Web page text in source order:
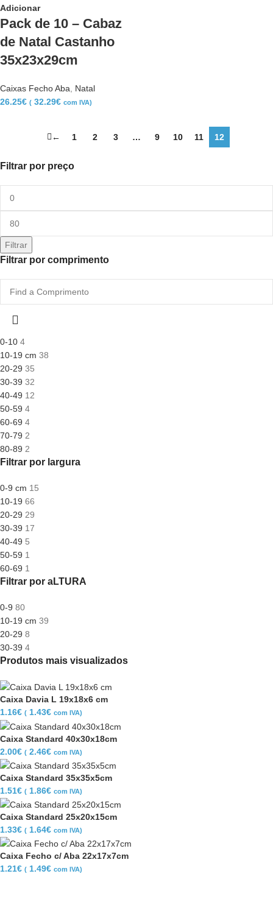
Filtrar por preço
Filtrar
Filtrar por comprimento
0-10 4
10-19 cm 38
20-29 35
30-39 32
40-49 12
50-59 4
60-69 4
70-79 2
80-89 2
Filtrar por largura
0-9 cm 15
10-19 66
20-29 29
30-39 17
40-49 5
50-59 1
60-69 1
Filtrar por aLTURA
0-9 80
10-19 cm 39
20-29 8
30-39 4
Produtos mais visualizados
Caixa Davia L 19x18x6 cm
1.16€ ( 1.43€ com IVA)
Caixa Standard 40x30x18cm
2.00€ ( 2.46€ com IVA)
Caixa Standard 35x35x5cm
1.51€ ( 1.86€ com IVA)
Caixa Standard 25x20x15cm
1.33€ ( 1.64€ com IVA)
Caixa Fecho c/ Aba 22x17x7cm
1.21€ ( 1.49€ com IVA)
Adicionar
Pack de 10 – Cabaz
de Natal Castanho
35x23x29cm
Caixas Fecho Aba
Natal
26.25€ ( 32.29€ com IVA)
← 1 2 3 … 9 10 11 12